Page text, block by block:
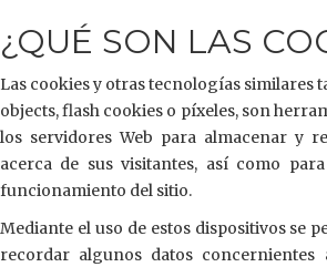
¿QUÉ SON LAS
Las cookies y otras tecnologías similares
objects, flash cookies o píxeles, son
los servidores Web para almacenar y
acerca de sus visitantes, así como
funcionamiento del sitio.
Mediante el uso de estos dispositivos se
recordar algunos datos concernientes